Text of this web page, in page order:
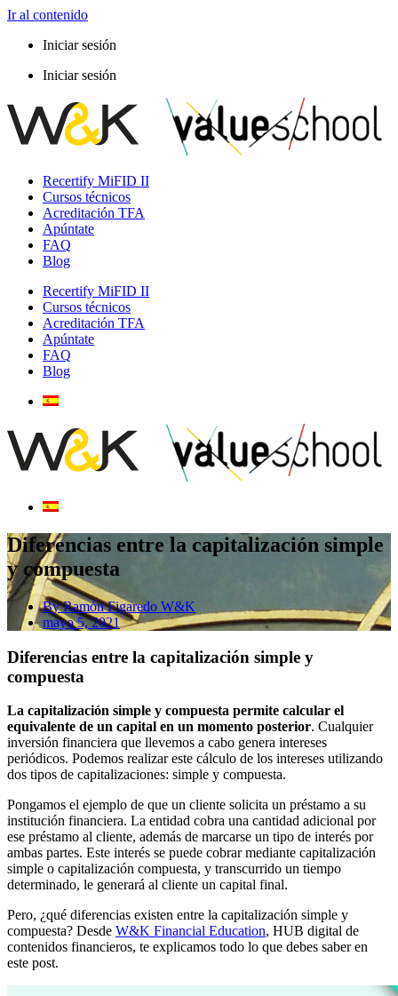
Ir al contenido
Iniciar sesión
Iniciar sesión
Recertify MiFID II
Cursos técnicos
Acreditación TFA
Apúntate
FAQ
Blog
Recertify MiFID II
Cursos técnicos
Acreditación TFA
Apúntate
FAQ
Blog
Diferencias entre la capitalización simple
y compuesta
ByRamón Figaredo W&K
mayo 5, 2021
Diferencias entre la capitalización simple y
compuesta
La capitalización simple y compuesta permite calcular el
equivalente de un capital en un momento posterior. Cualquier
inversión financiera que llevemos a cabo genera intereses
periódicos. Podemos realizar este cálculo de los intereses utilizando
dos tipos de capitalizaciones: simple y compuesta.
Pongamos el ejemplo de que un cliente solicita un préstamo a su
institución financiera. La entidad cobra una cantidad adicional por
ese préstamo al cliente, además de marcarse un tipo de interés por
ambas partes. Este interés se puede cobrar mediante capitalización
simple o capitalización compuesta, y transcurrido un tiempo
determinado, le generará al cliente un capital final.
Pero, ¿qué diferencias existen entre la capitalización simple y
compuesta? Desde W&K Financial Education, HUB digital de
contenidos financieros, te explicamos todo lo que debes saber en
este post.